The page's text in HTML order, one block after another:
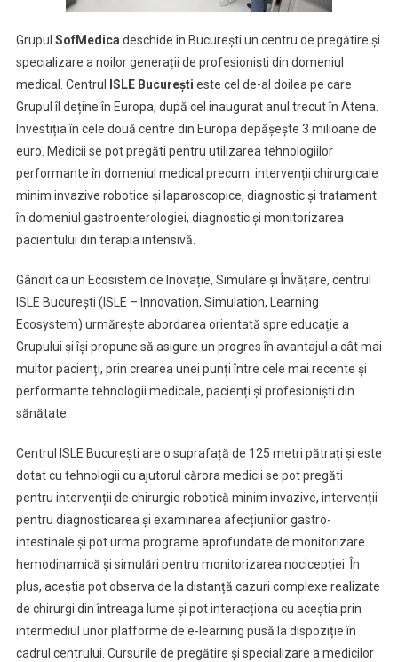
Grupul SofMedica deschide în București un centru de pregătire și
specializare a noilor generații de profesioniști din domeniul
medical. Centrul
ISLE București este cel de-al doilea pe care
Grupul îl deține în Europa, după cel inaugurat anul trecut în Atena.
Investiția în cele două centre din Europa depășește 3 milioane de
euro. Medicii se pot pregăti pentru utilizarea tehnologiilor
performante în domeniul medical precum: intervenții chirurgicale
minim invazive robotice și laparoscopice, diagnostic și tratament
în domeniul gastroenterologiei, diagnostic și monitorizarea
pacientului din terapia intensivă.
Gândit ca un Ecosistem de Inovație, Simulare și Învățare, centrul
ISLE București (ISLE – Innovation, Simulation, Learning
Ecosystem) urmărește abordarea orientată spre educație a
Grupului și își propune să asigure un progres în avantajul a cât mai
multor pacienți, prin crearea unei punți între cele mai recente și
performante tehnologii medicale, pacienți și profesioniști din
sănătate.
Centrul ISLE București are o suprafață de 125 metri pătrați și este
dotat cu tehnologii cu ajutorul cărora medicii se pot pregăti
pentru intervenții de chirurgie robotică minim invazive, intervenții
pentru diagnosticarea și examinarea afecțiunilor gastro-
intestinale și pot urma programe aprofundate de monitorizare
hemodinamică și simulări pentru monitorizarea nocicepției. În
plus, aceștia pot observa de la distanță cazuri complexe realizate
de chirurgi din întreaga lume și pot interacționa cu aceștia prin
intermediul unor platforme de e-learning pusă la dispoziție în
cadrul centrului. Cursurile de pregătire și specializare a medicilor